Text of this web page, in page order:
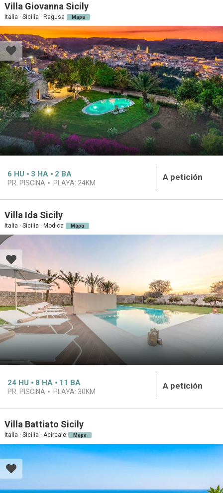
Villa Giovanna Sicily
Italia · Sicilia · Ragusa Mapa
6 HU 3 HA 2 BA
PR. PISCINA PLAYA: 24KM
A petición
Villa Ida Sicily
Italia · Sicilia · Modica Mapa
24 HU 8 HA 11 BA
PR. PISCINA PLAYA: 30KM
A petición
Villa Battiato Sicily
Italia · Sicilia · Acireale Mapa